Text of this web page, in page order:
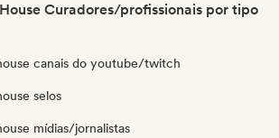
Curadores/profissionais por tipo
canais do youtube/twitch
selos
mídias/jornalistas